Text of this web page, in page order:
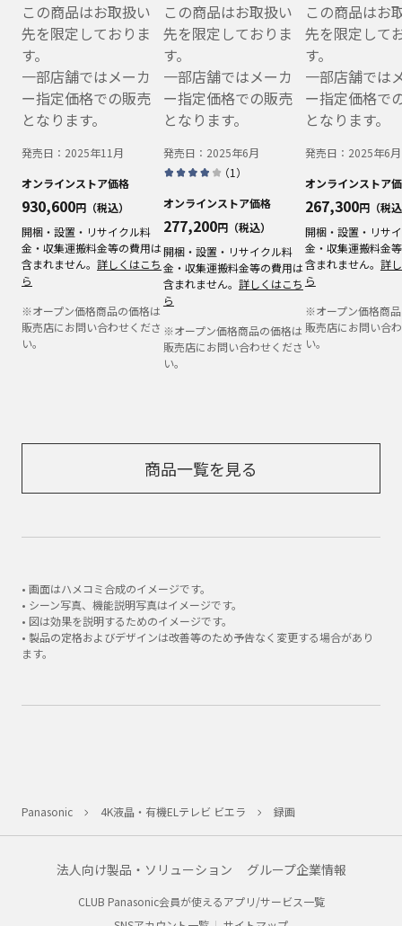
この商品はお取扱い
先を限定しておりま
す。
一部店舗ではメーカ
ー指定価格での販売
となります。
発売日： 2025年11月
オンラインストア価格
930,600円（税込）
開梱・設置・リサイクル料
金・収集運搬料金等の費用は
含まれません。 詳しくはこち
ら
※オープン価格商品の価格は
販売店にお問い合わせくださ
い。
この商品はお取扱い
先を限定しておりま
す。
一部店舗ではメーカ
ー指定価格での販売
となります。
発売日： 2025年6月
（1 ）
オンラインストア価格
277,200円（税込）
開梱・設置・リサイクル料
金・収集運搬料金等の費用は
含まれません。 詳しくはこち
ら
※オープン価格商品の価格は
販売店にお問い合わせくださ
い。
この商品はお
先を限定して
す。
一部店舗では
ー指定価格で
となります。
発売日： 2025年6月
オンラインストア
267,300円（税
開梱・設置・リサ
金・収集運搬料金
含まれません。 詳
ら
※オープン価格商
販売店にお問い合
い。
商品一覧を見る
• 画面はハメコミ合成のイメージです。
• シーン写真、機能説明写真はイメージです。
• 図は効果を説明するためのイメージです。
• 製品の定格およびデザインは改善等のため予告なく変更する場合があり
ます。
Panasonic 4K液晶・有機ELテレビ ビエラ 録画
法人向け製品・ソリューション グループ企業情報
CLUB Panasonic会員が使えるアプリ/サービス一覧